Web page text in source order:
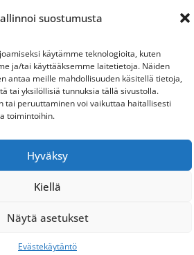
suostumusta
käytämme teknologioita, kuten
ja/tai käyttääksemme laitetietoja. Näiden
antaa meille mahdollisuuden käsitellä tietoja,
tai yksilöllisiä tunnuksia tällä sivustolla.
tai peruuttaminen voi vaikuttaa haitallisesti
toimintoihin.
Hyväksy
Kiellä
Näytä asetukset
Evästekäytäntö
Keski-Suomi
PL 287
40101 JYVÄSKYLÄ
ksly[@]birdlife.fi